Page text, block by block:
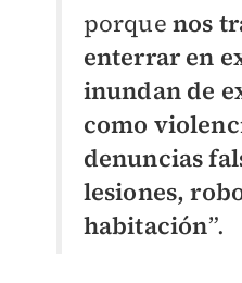
porque nos
enterrar en
inundan de
como
denuncias
lesiones,
habitación”.